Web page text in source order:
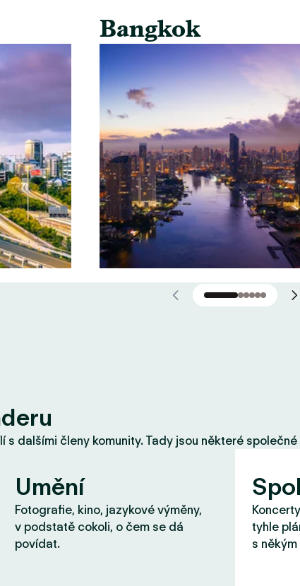
Bangkok
s dalšími členy komunity. Tady jsou některé
Umění
Fotografie, kino, jazykové výměny,
v podstatě cokoli, o čem se dá
povídat.
tyhle
s někým